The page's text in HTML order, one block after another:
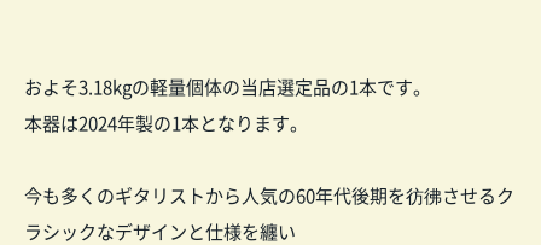
およそ3.18kgの軽量個体の当店選定品の1本です。
本器は2024年製の1本となります。
今も多くのギタリストから人気の60年代後期を彷彿させるク
ラシックなデザインと仕様を纏い